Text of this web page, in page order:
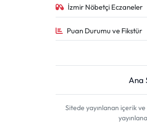
İzmir Nöbetçi Eczaneler
Puan Durumu ve Fikstür
Ana
Sitede yayınlanan içerik